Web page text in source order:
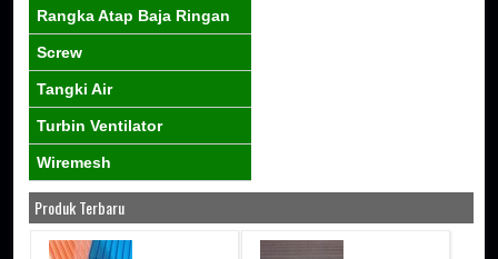
Rangka Atap Baja Ringan
Screw
Tangki Air
Turbin Ventilator
Wiremesh
Produk Terbaru